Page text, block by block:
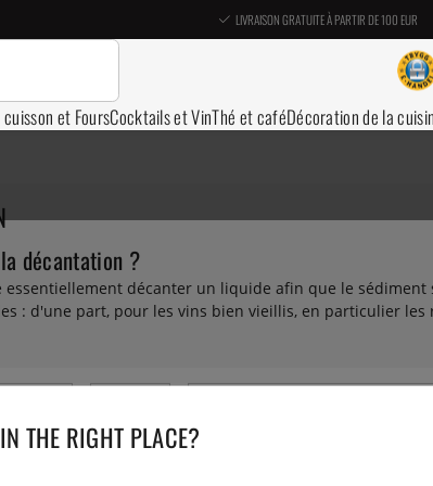
LIVRAISON GRATUITE À PARTIR DE 100 EUR
et FoursCocktails et VinThé et caféDécoration de la
décantation ?
essentiellement décanter un liquide afin que le sédiment
: d'une part, pour les vins bien vieillis, en particulier
les vins plus jeunes qui ont plutôt besoin d'entrer en
plupart des vins rouges bénéficient d'être aérés, mais la
étroit et la quantité de vin en contact avec l'air est
spécialement conçus pour rendre la décantation
mettre du vin en carafe, vous en trouverez dans le menu
THE RIGHT PLACE?